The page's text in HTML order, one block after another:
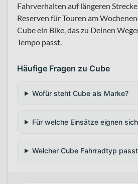
Fahrverhalten auf längeren
Reserven für Touren am
Cube ein Bike, das zu Deinen
Tempo passt.
Häufige Fragen zu Cube
Wofür steht Cube als Marke?
Für welche Einsätze eignen
Welcher Cube Fahrradtyp